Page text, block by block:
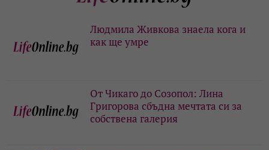
Людмила Живкова знаела кога и
как ще умре
От Чикаго до Созопол: Лина
Григорова сбъдна мечтата си за
собствена галерия